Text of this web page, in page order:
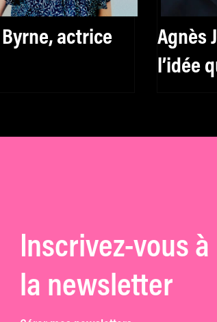
actrice
Agnès
l’idée
Inscrivez-vous à
la newsletter